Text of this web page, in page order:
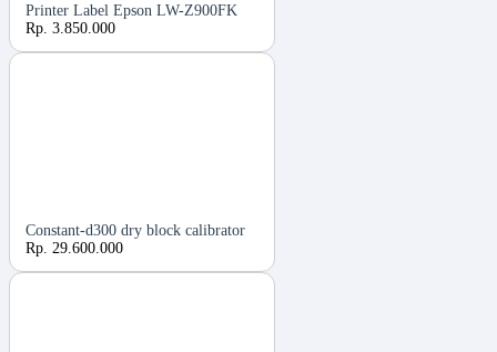
Printer Label Epson LW-Z900FK
Rp. 3.850.000
Constant-d300 dry block calibrator
Rp. 29.600.000